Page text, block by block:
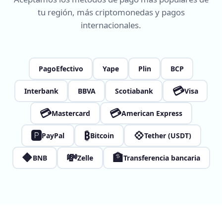
tu región, más criptomonedas y pagos
internacionales.
PagoEfectivo Yape Plin BCP
Interbank BBVA Scotiabank 💳Visa
💳Mastercard 💳American Express
🅿PayPal ₿Bitcoin 💠Tether (USDT)
🔶BNB 💸Zelle 🏦Transferencia bancaria